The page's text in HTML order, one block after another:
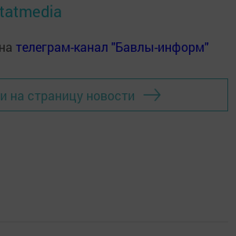
телеграм-канал "Бавлы-информ"
на страницу новости